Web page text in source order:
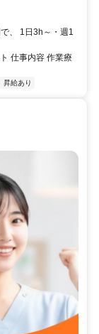
、 1日3h～・週1
仕事内容 作業療
昇給あり